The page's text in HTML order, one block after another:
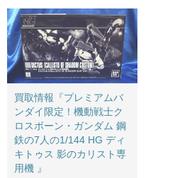
買取情報『プレミアムバ
ンダイ限定！機動戦士ク
ロスボーン・ガンダム ​鋼
鉄の7人の1/144 ​HG ​ディ
キトゥス ​影のカリスト専
用機 ​』